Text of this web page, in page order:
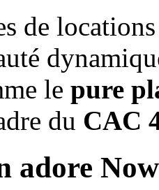
de
le pure
du CAC
adore Now